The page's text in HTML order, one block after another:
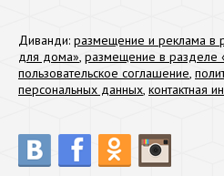
Диванди: размещение и реклама в
для дома», размещение в разделе
пользовательское соглашение,
персональных данных, контактная